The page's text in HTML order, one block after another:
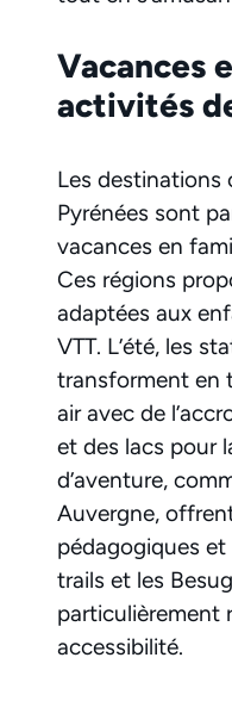
Vacances
activités
Les destinations
Pyrénées sont
vacances en
Ces régions
adaptées aux
VTT. L’été, les
transforment en
air avec de
et des lacs pour
d’aventure,
Auvergne,
pédagogiques et
trails et les
particulièrement
accessibilité.